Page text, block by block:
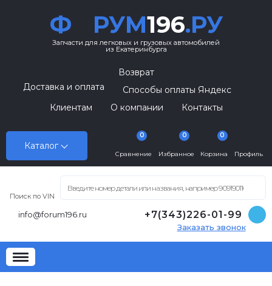
Ф РУМ196.РУ
Запчасти для легковых и грузовых автомобилей
из Екатеринбурга
Каталог
Возврат
Доставка и оплата
Способы оплаты Яндекс
Клиентам
О компании Контакты
Сравнение
0
Избранное
0
Корзина
0
Профиль
Поиск по VIN
info@forum196.ru +7(343)226-01-99
Заказать звонок